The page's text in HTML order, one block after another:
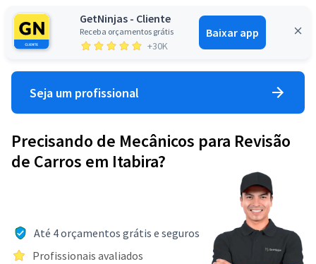
GetNinjas - Cliente
Receba orçamentos grátis
+30K
Baixar app
Entrar
Seja um profissional
Precisando de Mecânicos para Revisão
de Carros em Itabira?
Até 4 orçamentos grátis e seguros
Profissionais avaliados